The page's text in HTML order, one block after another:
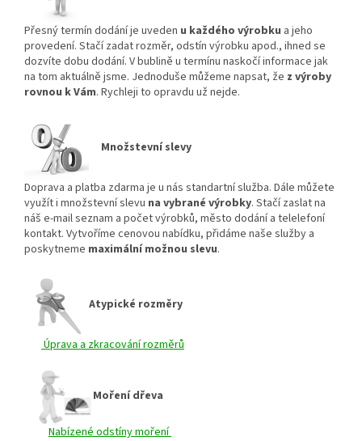
Přesný termín dodání je uveden u každého výrobku a jeho
provedení. Stačí zadat rozměr, odstín výrobku apod., ihned se
dozvíte dobu dodání. V bublině u termínu naskočí informace jak
na tom aktuálně jsme. Jednoduše můžeme napsat, že z výroby
rovnou k Vám. Rychleji to opravdu už nejde.
Množstevní slevy
Doprava a platba zdarma je u nás standartní služba. Dále můžete
využít i množstevní slevu na vybrané výrobky. Stačí zaslat na
náš e-mail seznam a počet výrobků, město dodání a telelefoní
kontakt. Vytvoříme cenovou nabídku, přidáme naše služby a
poskytneme maximální možnou slevu.
Atypické rozměry
Úprava a zkracování rozměrů
Moření dřeva
Nabízené odstíny moření